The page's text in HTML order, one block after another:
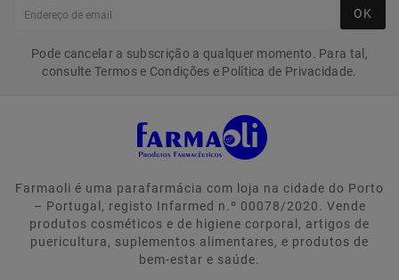
OK
Pode cancelar a subscrição a qualquer momento. Para tal,
consulte Termos e Condições e Política de Privacidade.
Farmaoli é uma parafarmácia com loja na cidade do Porto
– Portugal, registo Infarmed n.º 00078/2020. Vende
produtos cosméticos e de higiene corporal, artigos de
puericultura, suplementos alimentares, e produtos de
bem-estar e saúde.